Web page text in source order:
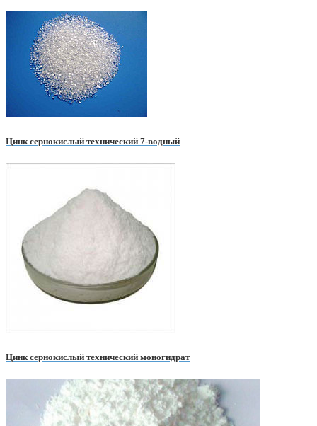
Цинк сернокислый технический 7-водный
Цинк сернокислый технический моногидрат